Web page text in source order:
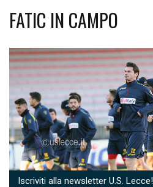
FATIC IN CAMPO
Iscriviti alla newsletter U.S. Lecce!